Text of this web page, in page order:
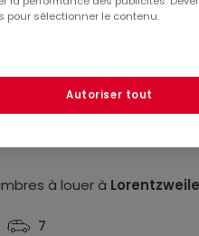
à louerà
7
pour sélectionner le contenu.
Autoriser tout